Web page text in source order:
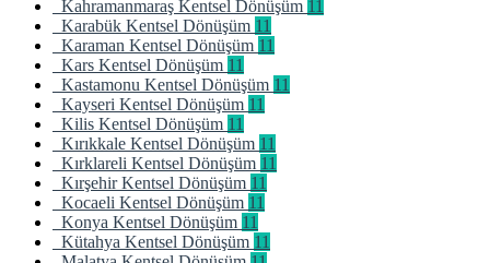
Kahramanmaraş Kentsel Dönüşüm 11
Karabük Kentsel Dönüşüm 11
Karaman Kentsel Dönüşüm 11
Kars Kentsel Dönüşüm 11
Kastamonu Kentsel Dönüşüm 11
Kayseri Kentsel Dönüşüm 11
Kilis Kentsel Dönüşüm 11
Kırıkkale Kentsel Dönüşüm 11
Kırklareli Kentsel Dönüşüm 11
Kırşehir Kentsel Dönüşüm 11
Kocaeli Kentsel Dönüşüm 11
Konya Kentsel Dönüşüm 11
Kütahya Kentsel Dönüşüm 11